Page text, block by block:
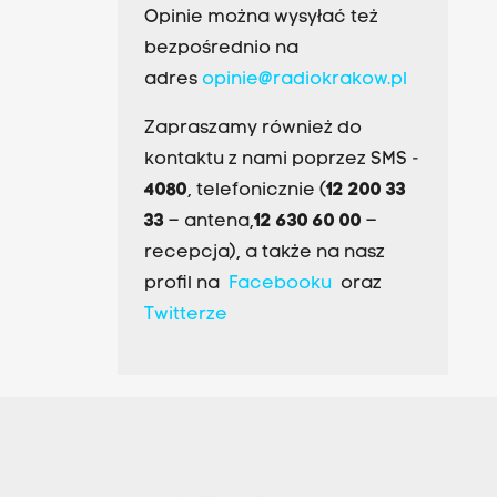
Opinie można wysyłać też
bezpośrednio na
adres opinie@radiokrakow.pl
Zapraszamy również do
kontaktu z nami poprzez SMS -
4080, telefonicznie (12 200 33
33– antena,12 630 60 00 –
recepcja), a także na nasz
profil na Facebookuoraz
Twitterze